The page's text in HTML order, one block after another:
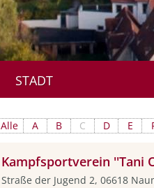
STADT
Alle A B C D E
Kampfsportverein ''Tani
Straße der Jugend 2, 06618